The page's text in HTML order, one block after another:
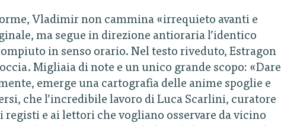
Vladimir non cammina «irrequieto avanti e
ma segue in direzione antioraria l’identico
in senso orario. Nel testo riveduto, Estragon
Migliaia di note e un unico grande scopo: «Dare
emerge una cartografia delle anime spoglie e
che l’incredibile lavoro di Luca Scarlini, curatore
e ai lettori che vogliano osservare da vicino